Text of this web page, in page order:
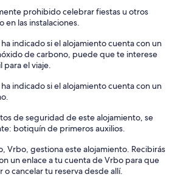
prohibido celebrar fiestas u otros
en las instalaciones.
indicado si el alojamiento cuenta con un
de carbono, puede que te interese
para el viaje.
indicado si el alojamiento cuenta con un
de seguridad de este alojamiento, se
botiquín de primeros auxilios.
Vrbo, gestiona este alojamiento. Recibirás
un enlace a tu cuenta de Vrbo para que
o cancelar tu reserva desde allí.